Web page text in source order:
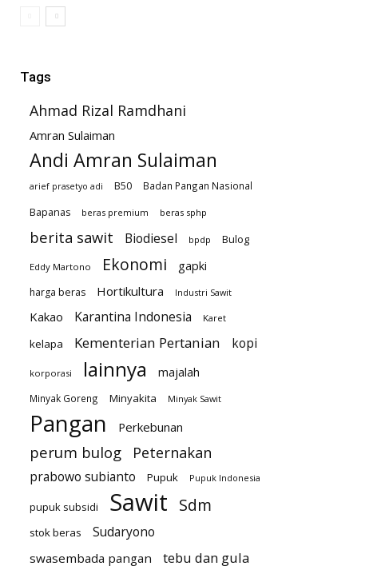
Tags
Ahmad Rizal Ramdhani
Amran Sulaiman
Andi Amran Sulaiman
arief prasetyo adi B50 Badan Pangan Nasional
Bapanas beras premium beras sphp
berita sawit Biodiesel bpdp Bulog
Eddy Martono Ekonomi gapki
harga beras Hortikultura Industri Sawit
Kakao Karantina Indonesia Karet
kelapa Kementerian Pertanian kopi
korporasi lainnya majalah
Minyak Goreng Minyakita Minyak Sawit
Pangan Perkebunan
perum bulog Peternakan
prabowo subianto Pupuk Pupuk Indonesia
pupuk subsidi Sawit Sdm
stok beras Sudaryono
swasembada pangan tebu dan gula